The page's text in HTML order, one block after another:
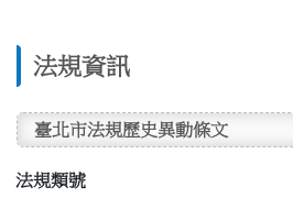
法規資訊
臺北市法規歷史異動條文
法規類號